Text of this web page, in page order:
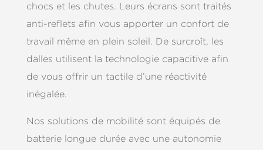
chocs et les chutes. Leurs écrans sont traités
anti-reflets afin vous apporter un confort de
travail même en plein soleil. De surcroît, les
dalles utilisent la technologie capacitive afin
de vous offrir un tactile d’une réactivité
inégalée.
Nos solutions de mobilité sont équipés de
batterie longue durée avec une autonomie